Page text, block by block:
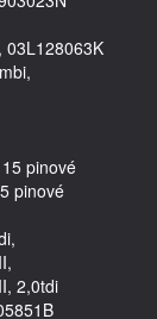
03L128063K
pinové
pinové
2,0tdi